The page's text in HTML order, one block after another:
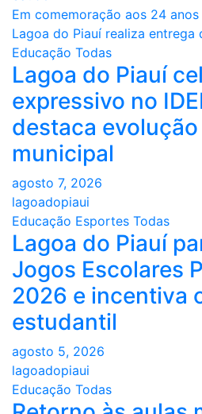
de
Post
Em comemoração aos 24
Lagoa do Piauí realiza entrega
Educação Todas
Lagoa do Piauí
expressivo no
destaca
municipal
agosto 7, 2026
lagoadopiaui
Educação Esportes Todas
Lagoa do Piauí
Jogos Escolares
2026 e incentiva
estudantil
agosto 5, 2026
lagoadopiaui
Educação Todas